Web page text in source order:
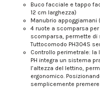
Buco facciale e tappo
12 cm larghezza)
Manubrio
4 ruote a scomparsa
scomparsa, permette
Tuttocomodo PH304S
Controllo perimetrale: la
PH integra un sistema
l’altezza del lettino,
ergonomico.
semplicemente premere